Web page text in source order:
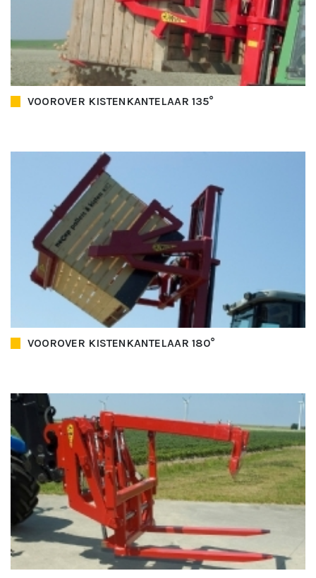
VOOROVER KISTENKANTELAAR 135°
VOOROVER KISTENKANTELAAR 180°